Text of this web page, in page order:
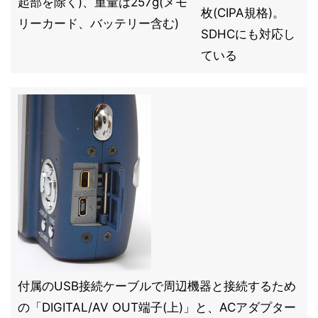
リーカード、バッテリー含む)
枚(CIPA規格)。
SDHCにも対応し
ている
付属のUSB接続ケーブルで周辺機器と接続するため
の「DIGITAL/AV OUT端子(上)」と、ACアダプター